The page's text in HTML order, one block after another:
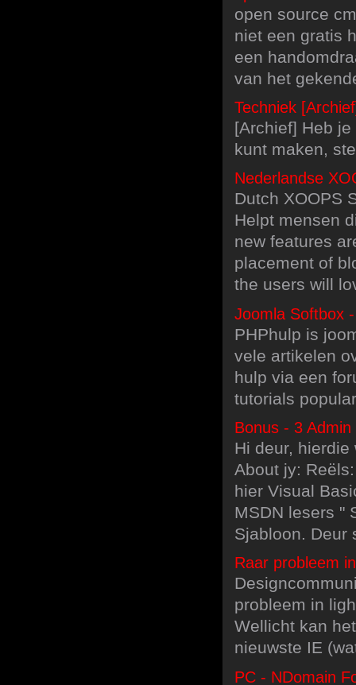
open source
niet een gratis
een
van het
Techniek
[Archief] Heb
kunt maken,
Nederlandse
Dutch XOOPS
Helpt mensen
new features
placement of
the users will
Joomla Softbox
PHPhulp is
vele artikelen
hulp via een
tutorials
Bonus - 3
Hi deur,
About jy:
hier Visual
MSDN lesers "
Sjabloon. Deur
Raar probleem
probleem in
Wellicht kan
nieuwste IE
PC - NDomain